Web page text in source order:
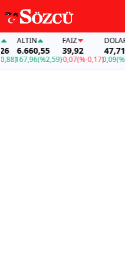
ALTIN
6.660,55
167,96(%2,59)
FAİZ
39,92
-0,07(%-0,17)
DOLAR
47,71
0,09